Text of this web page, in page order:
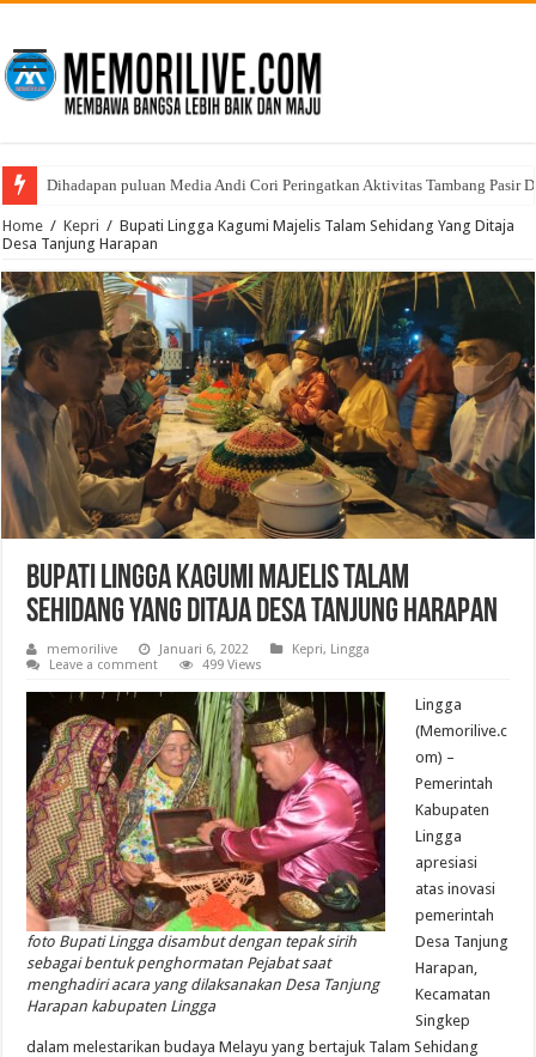
Dihadapan puluan Media Andi Cori Peringatkan Aktivitas Tambang Pasir
Home / Kepri / Bupati Lingga Kagumi Majelis Talam Sehidang Yang Ditaja
Desa Tanjung Harapan
Bupati Lingga Kagumi Majelis Talam
Sehidang Yang Ditaja Desa Tanjung Harapan
memorilive Januari 6, 2022 Kepri, Lingga
Leave a comment
499 Views
foto Bupati Lingga disambut dengan tepak sirih
sebagai bentuk penghormatan Pejabat saat
menghadiri acara yang dilaksanakan Desa Tanjung
Harapan kabupaten Lingga
Lingga
(Memorilive.c
om) –
Pemerintah
Kabupaten
Lingga
apresiasi
atas inovasi
pemerintah
Desa Tanjung
Harapan,
Kecamatan
Singkep
dalam melestarikan budaya Melayu yang bertajuk Talam Sehidang